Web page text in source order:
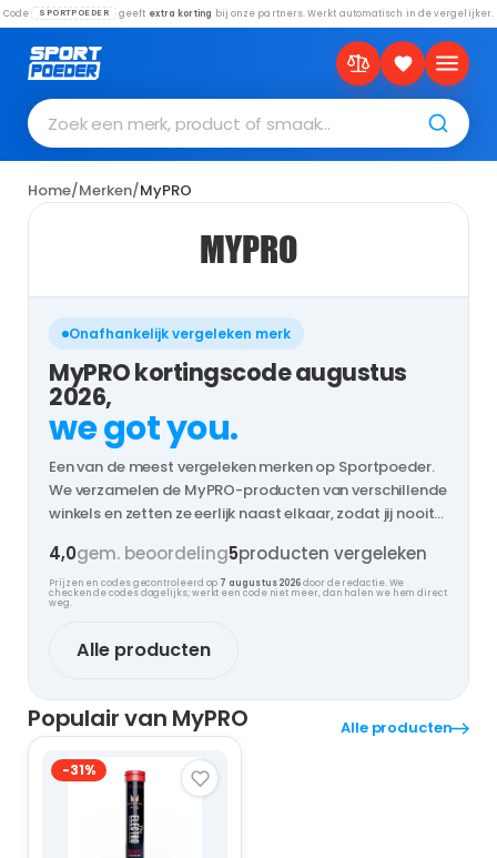
Code SPORTPOEDER geeft extra korting bij onze partners. Werkt automatisch in de vergelijker.
Zoek een merk, product of smaak…
Home/Merken/MyPRO
MYPRO
Onafhankelijk vergeleken merk
MyPRO kortingscode augustus
2026,
we got you.
Een van de meest vergeleken merken op Sportpoeder.
We verzamelen de MyPRO-producten van verschillende
winkels en zetten ze eerlijk naast elkaar, zodat jij nooit
4,0gem. beoordeling5producten vergeleken
Prijzen en codes gecontroleerd op 7 augustus 2026door de redactie. We
checken de codes dagelijks; werkt een code niet meer, dan halen we hem direct
weg.
Alle producten
Populair van MyPRO Alle producten
-31%